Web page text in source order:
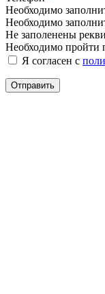
Необходимо
Необходимо
Не заполенены
Необходимо пройти
Я согласен с
Отправить